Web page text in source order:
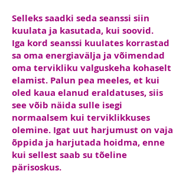
Selleks saadki seda seanssi siin
kuulata ja kasutada, kui soovid.
Iga kord seanssi kuulates korrastad
sa oma energiavälja ja võimendad
oma tervikliku valguskeha kohaselt
elamist. Palun pea meeles, et kui
oled kaua elanud eraldatuses, siis
see võib näida sulle isegi
normaalsem kui terviklikkuses
olemine. Igat uut harjumust on vaja
õppida ja harjutada hoidma, enne
kui sellest saab su tõeline
pärisoskus.